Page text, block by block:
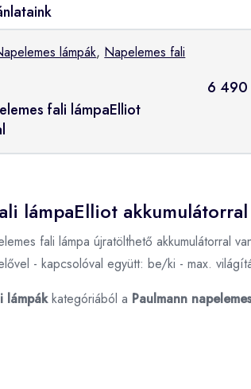
lámpák, Napelemes fali
fali lámpaElliot
6 490
lámpaElliot
fali lámpa újratölthető akkumulátorral
- kapcsolóval együtt: be/ki - max.
lámpákkategóriából a Paulmann